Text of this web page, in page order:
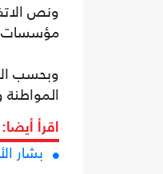
ونص
مؤسسات
وبحسب
اقرأ أيضا:
بشار